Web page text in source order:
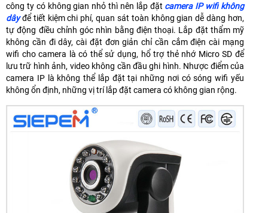
công ty có không gian nhỏ thì nên lắp đặt camera IP wifi không
dâyđể tiết kiệm chi phí, quan sát toàn không gian dễ dàng hơn,
tự động điều chỉnh góc nhìn bằng điện thoại. Lắp đặt thẩm mỹ
không cần đi dây, cài đặt đơn giản chỉ cần cắm điện cài mạng
wifi cho camera là có thể sử dụng, hổ trợ thẻ nhớ Micro SD để
lưu trữ hình ảnh, video không cần đầu ghi hình. Nhược điểm của
camera IP là không thể lắp đặt tại những nơi có sóng wifi yếu
không ổn định, những vị trí lắp đặt camera có không gian rộng.